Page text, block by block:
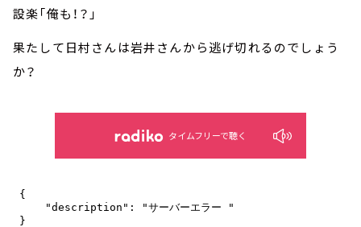
設楽「俺も！？」
果たして日村さんは岩井さんから逃げ切れるのでしょう
か？
タイムフリーで聴く